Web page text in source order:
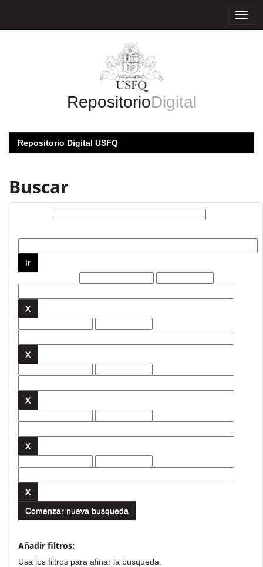
RepositorioDigital
Repositorio Digital USFQ
Buscar
Comenzar nueva busqueda
Añadir filtros:
Usa los filtros para afinar la busqueda.